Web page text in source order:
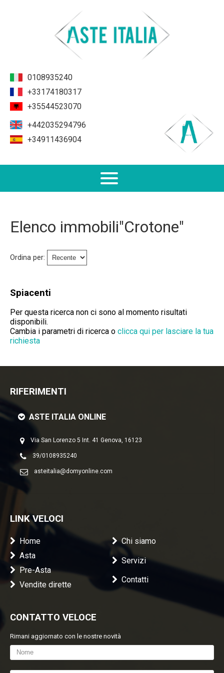
0108935240
+33174180317
+35544523070
+442035294796
+34911436904
Immobili Preasta
Immobili All'asta
Servizi
Elenco immobili"Crotone"
Ordina per:
Spiacenti
Per questa ricerca non ci sono al momento risultati
disponibili.
Cambia i parametri di ricerca o clicca qui per lasciare la tua
richiesta
RIFERIMENTI
ASTE ITALIA ONLINE
Via San Lorenzo 5 Int. 41 Genova, 16123
39/0108935240
asteitalia@domyonline.com
LINK VELOCI
Home
Asta
Pre-Asta
Vendite dirette
Chi siamo
Servizi
Contatti
CONTATTO VELOCE
Rimani aggiornato con le nostre novità